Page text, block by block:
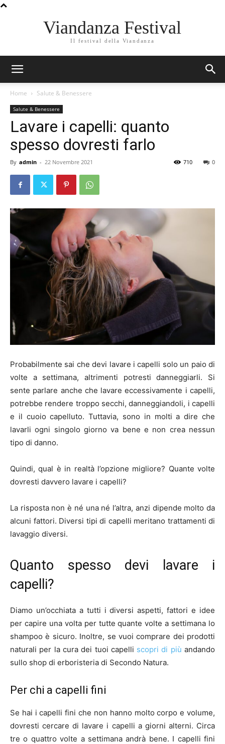
Viandanza Festival
Il festival della Viandanza
Home Salute & Benessere
Salute & Benessere
Lavare i capelli: quanto
spesso dovresti farlo
By admin - 22 Novembre 2021 0
710
Probabilmente sai che devi lavare i capelli solo un paio di
volte a settimana, altrimenti potresti danneggiarli. Si
sente parlare anche che lavare eccessivamente i capelli,
potrebbe rendere troppo secchi, danneggiandoli, i capelli
e il cuoio capelluto. Tuttavia, sono in molti a dire che
lavarli ogni singolo giorno va bene e non crea nessun
tipo di danno.
Quindi, qual è in realtà l’opzione migliore? Quante volte
dovresti davvero lavare i capelli?
La risposta non è né una né l’altra, anzi dipende molto da
alcuni fattori. Diversi tipi di capelli meritano trattamenti di
lavaggio diversi.
Quanto spesso devi lavare i
capelli?
Diamo un’occhiata a tutti i diversi aspetti, fattori e idee
per capire una volta per tutte quante volte a settimana lo
shampoo è sicuro. Inoltre, se vuoi comprare dei prodotti
naturali per la cura dei tuoi capelli scopri di più andando
sullo shop di erboristeria di Secondo Natura.
Per chi a capelli fini
Se hai i capelli fini che non hanno molto corpo e volume,
dovresti cercare di lavare i capelli a giorni alterni. Circa
tre o quattro volte a settimana andrà bene. I capelli fini